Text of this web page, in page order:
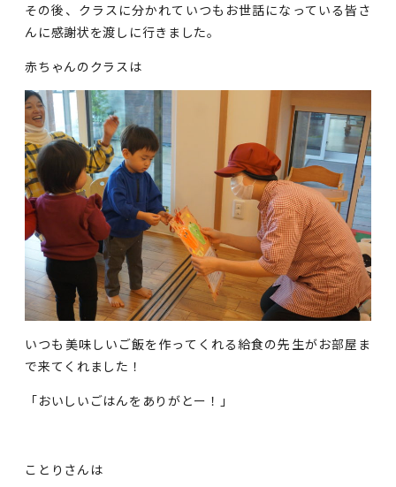
その後、クラスに分かれていつもお世話になっている皆さ
んに感謝状を渡しに行きました。
赤ちゃんのクラスは
いつも美味しいご飯を作ってくれる給食の先生がお部屋ま
で来てくれました！
「おいしいごはんをありがとー！」
ことりさんは